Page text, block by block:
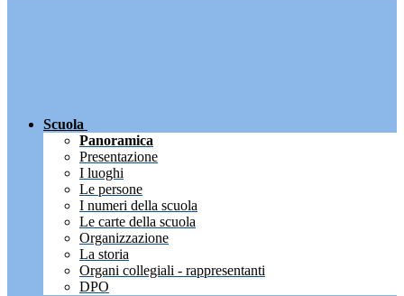
Scuola
Panoramica
Presentazione
I luoghi
Le persone
I numeri della scuola
Le carte della scuola
Organizzazione
La storia
Organi collegiali - rappresentanti
DPO